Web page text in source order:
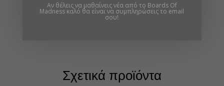
Σχετικά προϊόντα
Αν θέλεις να μαθαίνεις νέα από το Boards Of
Madness καλό θα είναι να συμπληρώσεις το email
σου!